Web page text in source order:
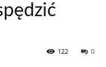
0
122